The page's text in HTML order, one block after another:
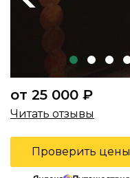
от 25 000 ₽
Читать отзывы
Проверить цены